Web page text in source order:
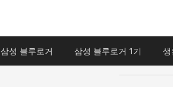
삼성 블루로거 삼성 블루로거 1기 생